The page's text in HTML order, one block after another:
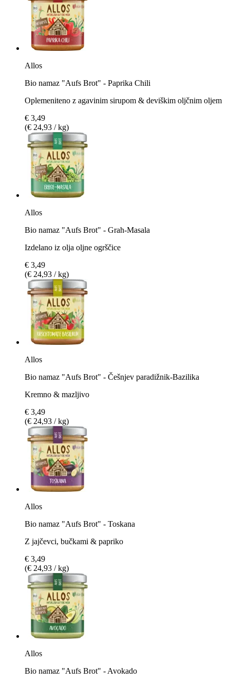
Allos
Bio namaz "Aufs Brot" - Paprika Chili
Oplemeniteno z agavinim sirupom & deviškim oljčnim oljem
€ 3,49
(€ 24,93 / kg)
Allos
Bio namaz "Aufs Brot" - Grah-Masala
Izdelano iz olja oljne ogrščice
€ 3,49
(€ 24,93 / kg)
Allos
Bio namaz "Aufs Brot" - Češnjev paradižnik-Bazilika
Kremno & mazljivo
€ 3,49
(€ 24,93 / kg)
Allos
Bio namaz "Aufs Brot" - Toskana
Z jajčevci, bučkami & papriko
€ 3,49
(€ 24,93 / kg)
Allos
Bio namaz "Aufs Brot" - Avokado